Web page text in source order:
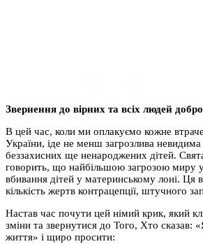
Звернення до вірних та всіх людей
В цей час, коли ми оплакуємо кожне
України, іде не менш загрозлива невидима
беззахисних ще ненароджених дітей.
говорить, що найбільшою загрозою миру у
вбивання дітей у материнському лоні. Ця
кількість жертв контрацепції, штучного
Настав час почути цей німий крик, який
зміни та звернутися до Того, Хто сказав:
життя» і щиро просити: